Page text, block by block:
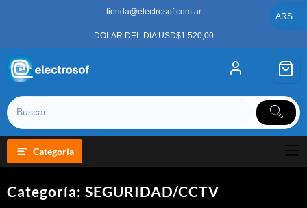
tienda@electrosof.com.ar
DOLAR DEL DIA USD$1.520,00
Categoría
Categoría: SEGURIDAD/CCTV
ARS